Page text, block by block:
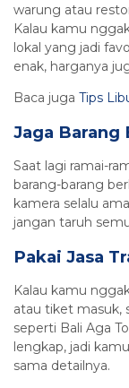
warung atau
Kalau kamu
lokal yang jadi
enak, harganya
Baca juga Tips
Jaga Barang
Saat lagi ramai-
barang-barang
kamera selalu
jangan taruh
Pakai Jasa
Kalau kamu
atau tiket masuk,
seperti Bali Aga
lengkap, jadi
sama detailnya.